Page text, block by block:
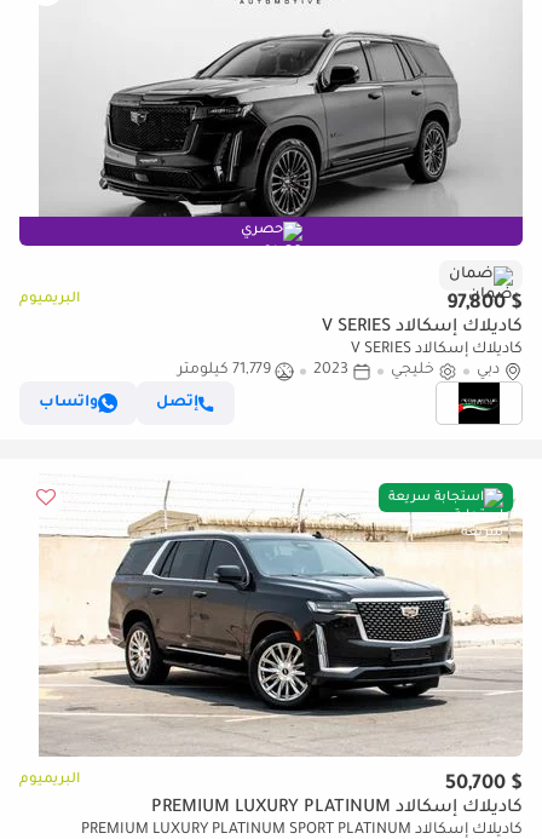
حصري
ضمان
$ 97,800 البريميوم
كاديلاك إسكالاد V SERIES
كاديلاك إسكالاد V SERIES
دبي
خليجي 2023
71,779 كيلومتر
إتصل
واتساب
استجابة سريعة
$ 50,700 البريميوم
كاديلاك إسكالاد PREMIUM LUXURY PLATINUM
كاديلاك إسكالاد PREMIUM LUXURY PLATINUM SPORT PLATINUM